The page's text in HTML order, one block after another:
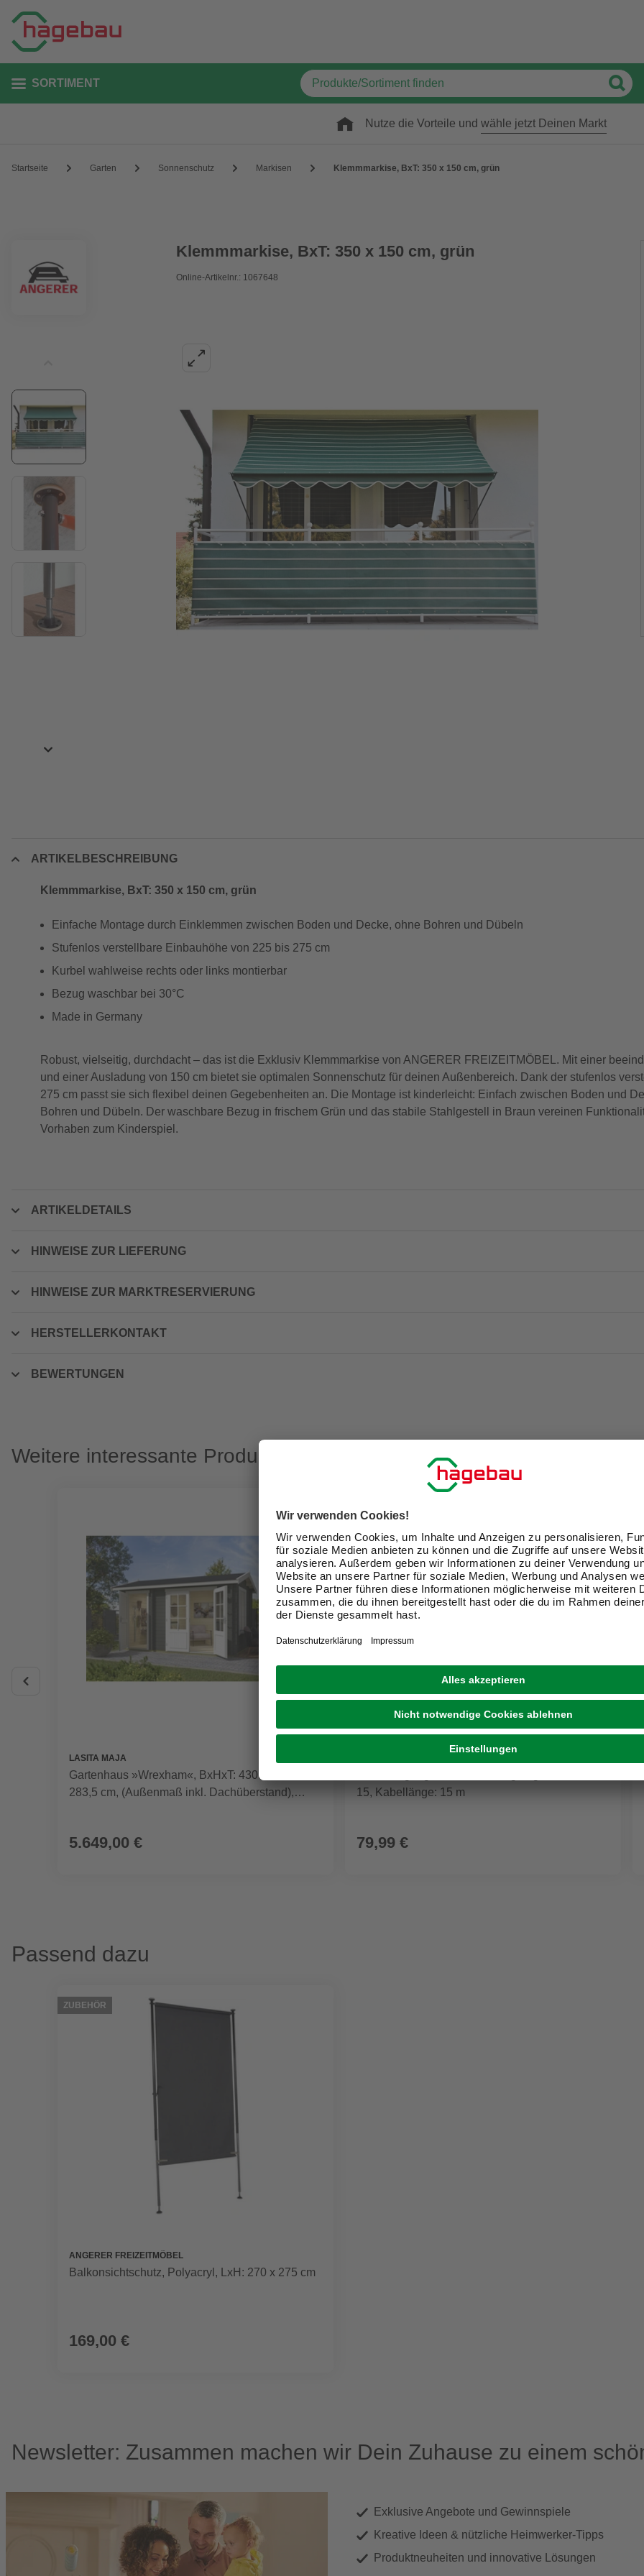
SORTIMENT
Nutze die Vorteile und wähle jetzt Deinen Markt
Startseite Garten Sonnenschutz Markisen Klemmmarkise, BxT: 350 x 150 cm, grün
Klemmmarkise, BxT: 350 x 150 cm, grün
Online-Artikelnr.: 1067648
ARTIKELBESCHREIBUNG
Klemmmarkise, BxT: 350 x 150 cm, grün
Einfache Montage durch Einklemmen zwischen Boden und Decke, ohne Bohren und Dübeln
Stufenlos verstellbare Einbauhöhe von 225 bis 275 cm
Kurbel wahlweise rechts oder links montierbar
Bezug waschbar bei 30°C
Made in Germany
Robust, vielseitig, durchdacht – das ist die Exklusiv Klemmmarkise von ANGERER FREIZEITMÖBEL. Mit einer
und einer Ausladung von 150 cm bietet sie optimalen Sonnenschutz für deinen Außenbereich. Dank der stufenlos
275 cm passt sie sich flexibel deinen Gegebenheiten an. Die Montage ist kinderleicht: Einfach zwischen Boden und
Bohren und Dübeln. Der waschbare Bezug in frischem Grün und das stabile Stahlgestell in Braun vereinen
Vorhaben zum Kinderspiel.
ARTIKELDETAILS
HINWEISE ZUR LIEFERUNG
HINWEISE ZUR MARKTRESERVIERUNG
HERSTELLERKONTAKT
BEWERTUNGEN
Weitere interessante Produkte
LASITA MAJA
Gartenhaus »Wrexham«, BxHxT: 430 x 250,8 x
283,5 cm, (Außenmaß inkl. Dachüberstand),
5.649,00 €
15, Kabellänge: 15 m
79,99 €
Passend dazu
ZUBEHÖR
ANGERER FREIZEITMÖBEL
Balkonsichtschutz, Polyacryl, LxH: 270 x 275 cm
169,00 €
Newsletter: Zusammen machen wir Dein Zuhause zu einem
Exklusive Angebote und Gewinnspiele
Kreative Ideen & nützliche Heimwerker-Tipps
Produktneuheiten und innovative Lösungen